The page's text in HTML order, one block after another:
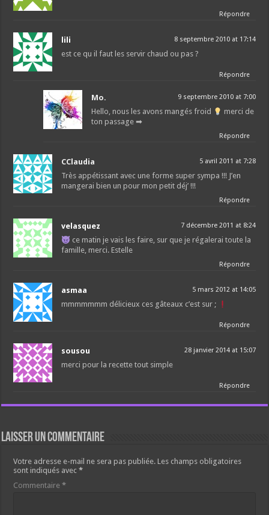
Répondre
lili 8 septembre 2010 at 17:14
est ce qu il faut les servir chaud ou pas ?
Répondre
Mo. 9 septembre 2010 at 7:00
Hello, nous les avons mangés froid
merci de
ton passage ➡
Répondre
CClaudia 5 avril 2011 at 7:28
Très appétissant avec une forme super sympa !!! J’en
mangerai bien un pour mon petit déj’ !!!
Répondre
velasquez 7 décembre 2011 at 8:24
ce matin je vais les faire, sur que je régalerai toute la
famille, merci. Estelle
Répondre
asmaa 5 mars 2012 at 14:05
mmmmmmm délicieux ces gâteaux c’est sur ;
Répondre
sousou 28 janvier 2014 at 15:07
merci pour la recette tout simple
Répondre
Laisser un commentaire
Votre adresse e-mail ne sera pas publiée. Les champs obligatoires
sont indiqués avec*
Commentaire*